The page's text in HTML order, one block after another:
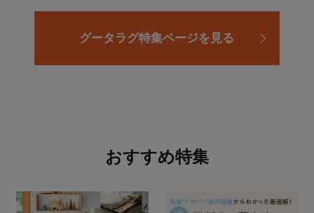
グータラグ特集ページを見る
おすすめ特集